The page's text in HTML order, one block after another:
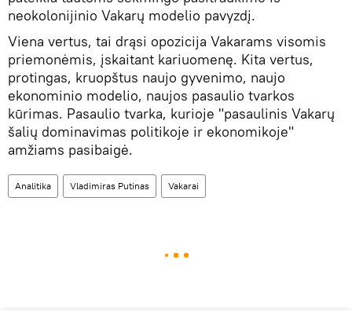
neokolonijinio Vakarų modelio pavyzdį.
Viena vertus, tai drąsi opozicija Vakarams visomis
priemonėmis, įskaitant kariuomenę. Kita vertus,
protingas, kruopštus naujo gyvenimo, naujo
ekonominio modelio, naujos pasaulio tvarkos
kūrimas. Pasaulio tvarka, kurioje "pasaulinis Vakarų
šalių dominavimas politikoje ir ekonomikoje"
amžiams pasibaigė.
Analitika Vladimiras Putinas Vakarai